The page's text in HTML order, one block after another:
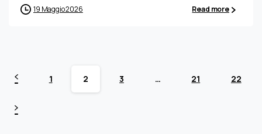
19 Maggio 2026 Read more
1 2 3 … 21 22